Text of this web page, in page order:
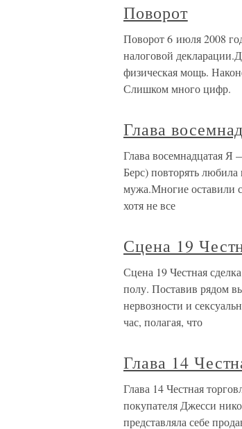
Поворот
Поворот 6 июля 2008
налоговой
физическая мощь.
Слишком много цифр.
Глава
Глава восемнадцатая
Берс) повторять любила
мужа.Многие оставили
хотя не все
Сцена 19
Сцена 19 Честная
полу. Поставив рядом
нервозности и
час, полагая, что
Глава 14
Глава 14 Честная
покупателя Джесси
представляла себе